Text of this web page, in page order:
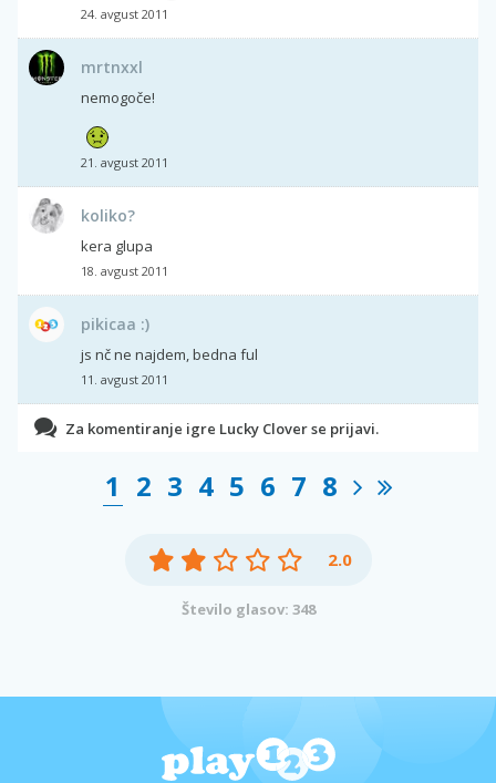
24. avgust 2011
mrtnxxl
nemogoče!
21. avgust 2011
koliko?
kera glupa
18. avgust 2011
pikicaa :)
js nč ne najdem, bedna ful
11. avgust 2011
Za komentiranje igre Lucky Clover se prijavi.
1 2 3 4 5 6 7 8
2.0
Število glasov: 348